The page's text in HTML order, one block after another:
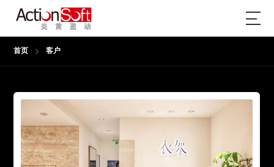
首页 客户